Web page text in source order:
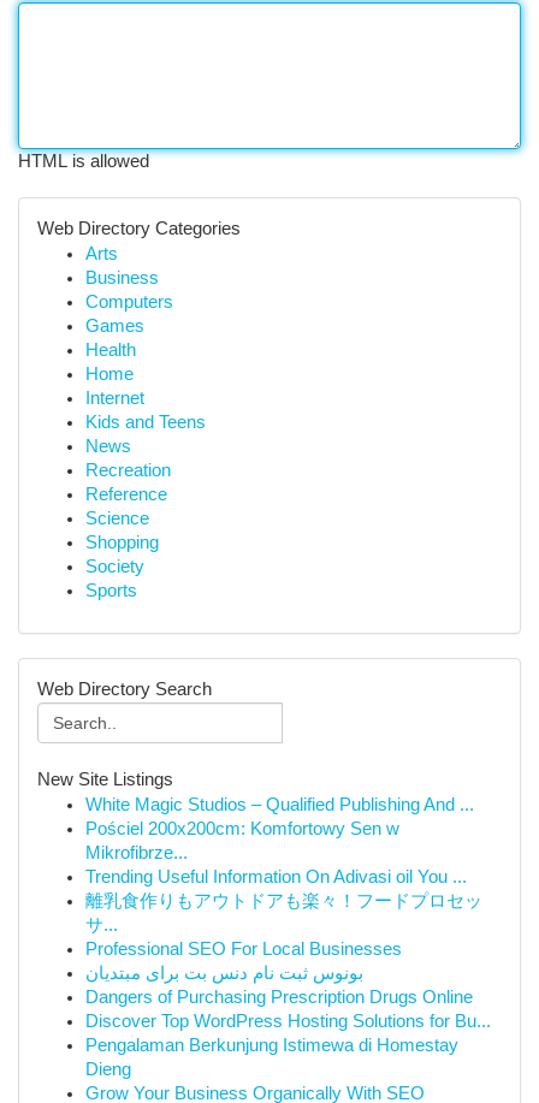
HTML is allowed
Web Directory Categories
Arts
Business
Computers
Games
Health
Home
Internet
Kids and Teens
News
Recreation
Reference
Science
Shopping
Society
Sports
Web Directory Search
New Site Listings
White Magic Studios – Qualified Publishing And ...
Pościel 200x200cm: Komfortowy Sen w
Mikrofibrze...
Trending Useful Information On Adivasi oil You ...
離乳食作りもアウトドアも楽々！フードプロセッ
サ...
Professional SEO For Local Businesses
بونوس ثبت نام دنس بت برای مبتدیان
Dangers of Purchasing Prescription Drugs Online
Discover Top WordPress Hosting Solutions for Bu...
Pengalaman Berkunjung Istimewa di Homestay
Dieng
Grow Your Business Organically With SEO